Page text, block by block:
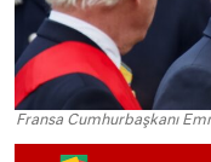
Fransa Cumhurbaşkanı